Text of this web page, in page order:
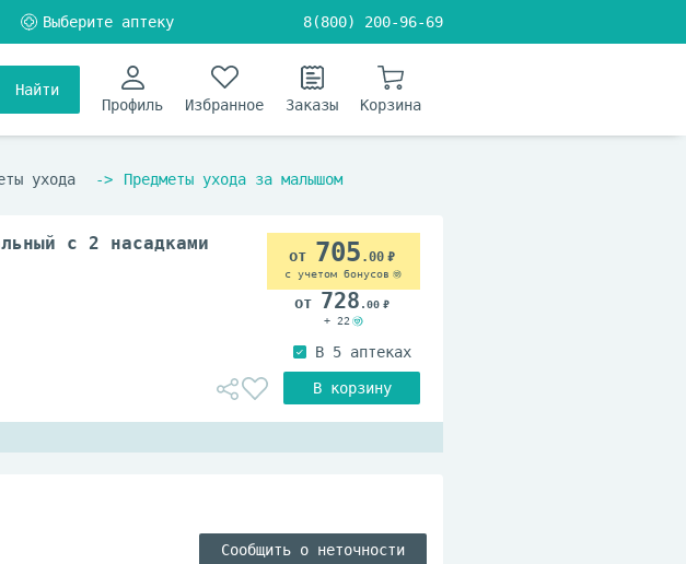
8(800) 200-96-69
Найти
Профиль
Избранное Заказы Корзина
ухода Предметы ухода за малышом
с 2 насадками 705 .00
с учетом бонусов
728 .00
+ 22
Сообщить о неточности